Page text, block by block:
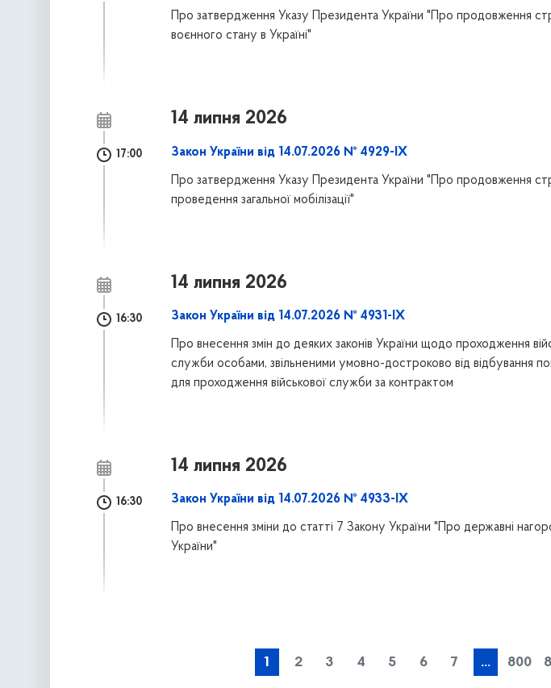
Про затвердження Указу Президента України "Про продовження
воєнного стану в Україні"
14 липня 2026
17:00 Закон України від 14.07.2026 № 4929-IX
Про затвердження Указу Президента України "Про продовження
проведення загальної мобілізації"
14 липня 2026
16:30 Закон України від 14.07.2026 № 4931-IX
Про внесення змін до деяких законів України щодо проходження
служби особами, звільненими умовно-достроково від відбування
для проходження військової служби за контрактом
14 липня 2026
16:30 Закон України від 14.07.2026 № 4933-IX
Про внесення зміни до статті 7 Закону України "Про державні
України"
1 2 3 4 5 6 7 ... 800